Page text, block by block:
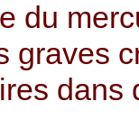
du
graves
dans